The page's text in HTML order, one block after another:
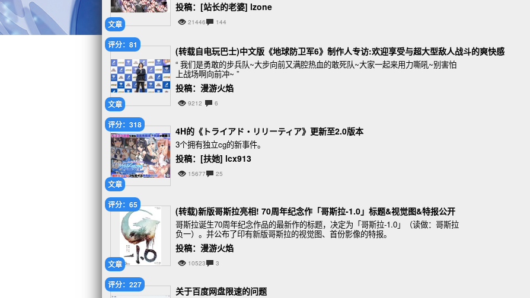
文章
投稿：[站长的老婆] lzone
21446 144
文章
评分：81
(转载自电玩巴士)中文版《地球防卫军6》制作人专访:欢迎享受与超大型敌人战斗的爽快感
“ 我们是勇敢的步兵队~大步向前又满腔热血的敢死队~大家一起来用力嘶吼~别害怕
上战场啊向前冲~ ”
投稿：漫游火焰
9212 6
文章
评分：318
4H的《トライアド・リリーティア》更新至2.0版本
3个拥有独立cg的新事件。
投稿：[扶她] lcx913
15677 25
文章
评分：65
(转载)新版哥斯拉亮相! 70周年纪念作「哥斯拉-1.0」标题&视觉图&特报公开
哥斯拉诞生70周年纪念作品的最新作的标题，决定为「哥斯拉-1.0」（读做：哥斯拉
负一）。并公布了印有新版哥斯拉的视觉图、首份影像的特报。
投稿：漫游火焰
10523 3
评分：227
关于百度网盘限速的问题